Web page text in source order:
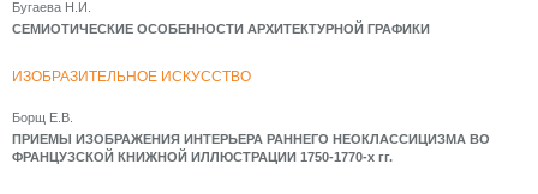
Бугаева Н.И.
СЕМИОТИЧЕСКИЕ ОСОБЕННОСТИ АРХИТЕКТУРНОЙ ГРАФИКИ
ИЗОБРАЗИТЕЛЬНОЕ ИСКУССТВО
Борщ Е.В.
ПРИЕМЫ ИЗОБРАЖЕНИЯ ИНТЕРЬЕРА РАННЕГО НЕОКЛАССИЦИЗМА ВО
ФРАНЦУЗСКОЙ КНИЖНОЙ ИЛЛЮСТРАЦИИ 1750-1770-х гг.